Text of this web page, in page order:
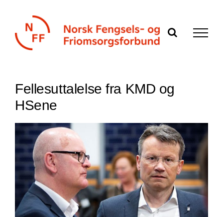
Fellesuttalelse fra KMD og
HSene